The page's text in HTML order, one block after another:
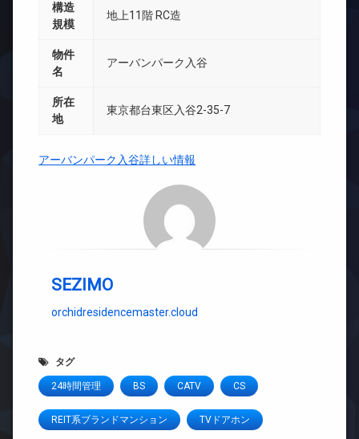
構造
規模
地上11階 RC造
物件
名
アーバンパーク入谷
所在
地
東京都台東区入谷2-35-7
アーバンパーク入谷詳しい情報
SEZIMO
orchidresidencemaster.cloud
タグ
24時間管理 BS CATV CS
REIT系ブランドマンション TVドアホン